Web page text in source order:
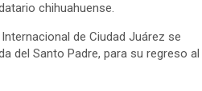
chihuahuense.
de Ciudad Juárez se
del Santo Padre, para su regreso al